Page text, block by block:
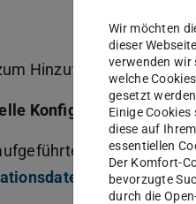
Hinzufügen eines
Konfiguration“oder
Wir möchten
dieser
verwenden wir
welche
gesetzt
Einige
diese auf
essentiellen
Der Komfort-
bevorzugte
durch die